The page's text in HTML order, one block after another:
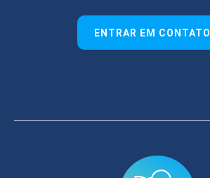
ENTRAR EM CONTATO